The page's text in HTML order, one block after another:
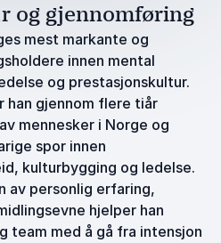
og gjennomføring
mest markante og
innen mental
og prestasjonskultur.
han gjennom flere tiår
mennesker i Norge og
spor innen
kulturbygging og ledelse.
av personlig erfaring,
hjelper han
team med å gå fra intensjon